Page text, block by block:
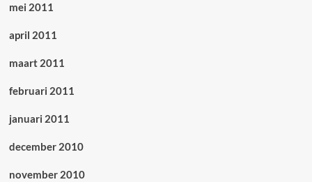
mei 2011
april 2011
maart 2011
februari 2011
januari 2011
december 2010
november 2010